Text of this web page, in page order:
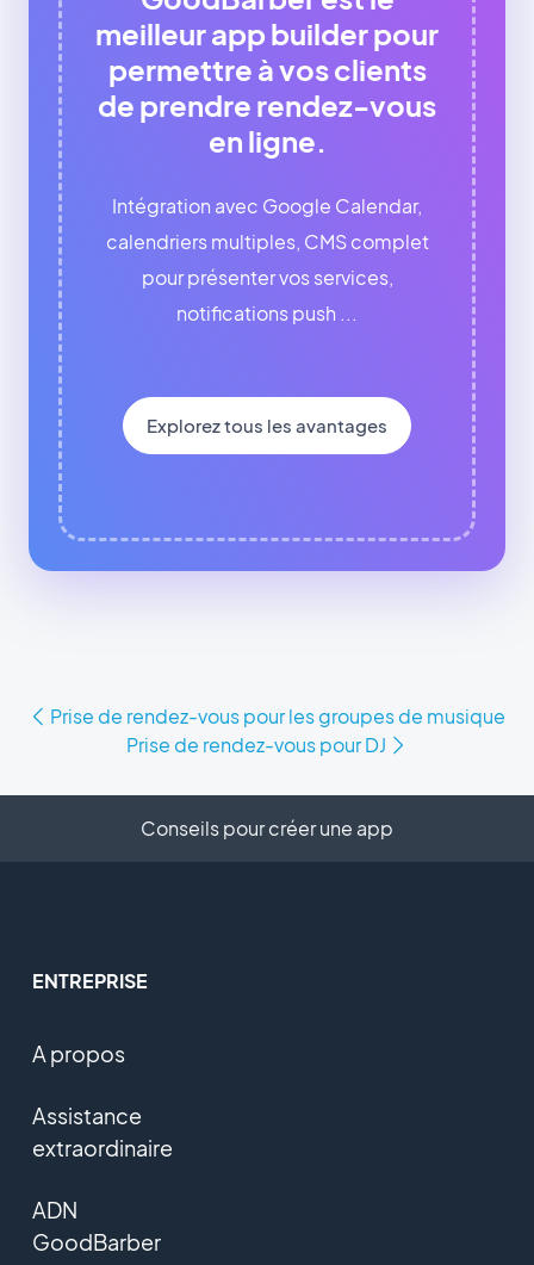
meilleur app builder pour
permettre à vos clients
de prendre rendez-vous
en ligne.
Intégration avec Google Calendar,
calendriers multiples, CMS complet
pour présenter vos services,
notifications push ...
Explorez tous les avantages
Prise de rendez-vous pour les groupes de musique
Prise de rendez-vous pour DJ
Conseils pour créer une app
ENTREPRISE
A propos
Assistance
extraordinaire
ADN
GoodBarber